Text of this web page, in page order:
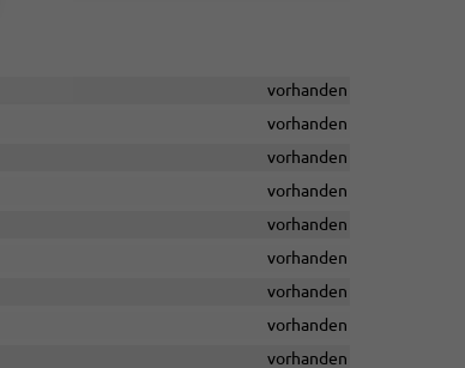
vorhanden
vorhanden
vorhanden
vorhanden
vorhanden
vorhanden
vorhanden
vorhanden
vorhanden